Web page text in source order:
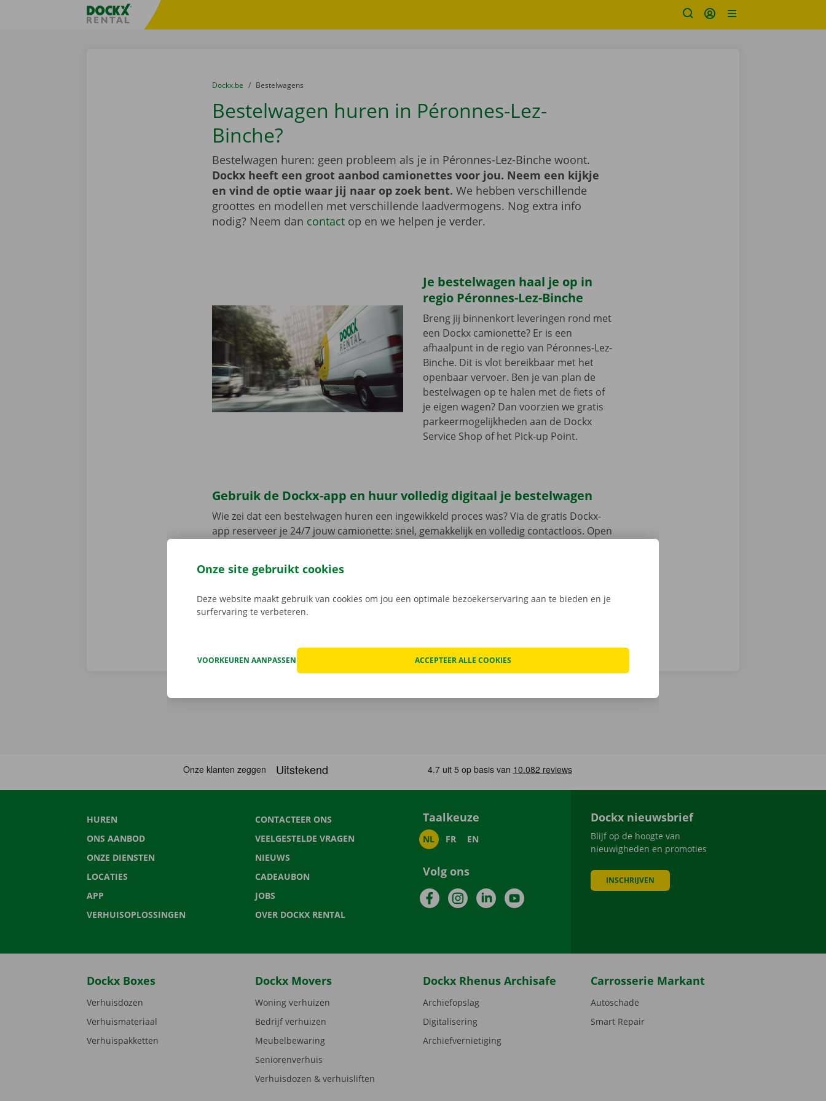
Taalselectie overslaanFratello DEMO
U bevindt zich hier:
van
Dockx.be naar
Bestelwagens
Bestelwagen huren in Péronnes-Lez-
Binche?
Bestelwagen huren: geen probleem als je in Péronnes-Lez-Binche woont.
Dockx heeft een groot aanbod camionettes voor jou. Neem een kijkje
en vind de optie waar jij naar op zoek bent. We hebben verschillende
groottes en modellen met verschillende laadvermogens. Nog extra info
nodig? Neem dan contactop en we helpen je verder.
Je bestelwagen haal je op in
regio Péronnes-Lez-Binche
Breng jij binnenkort leveringen rond met
een Dockx camionette? Er is een
afhaalpunt in de regio van Péronnes-Lez-
Binche. Dit is vlot bereikbaar met het
openbaar vervoer. Ben je van plan de
bestelwagen op te halen met de fiets of
je eigen wagen? Dan voorzien we gratis
parkeermogelijkheden aan de Dockx
Service Shop of het Pick-up Point.
Gebruik de Dockx-app en huur volledig digitaal je bestelwagen
Wie zei dat een bestelwagen huren een ingewikkeld proces was? Via de gratis Dockx-
app reserveer je 24/7 jouw camionette: snel, gemakkelijk en volledig contactloos. Open
aanbod.
HUREN
ONS AANBOD
ONZE DIENSTEN
LOCATIES
APP
VERHUISOPLOSSINGEN
CONTACTEER ONS
VEELGESTELDE VRAGEN
NIEUWS
CADEAUBON
JOBS
OVER DOCKX RENTAL
Taalkeuze
NL FR EN
Volg ons
FacebookInstagramLinkedInYouTube
Dockx nieuwsbrief
Blijf op de hoogte van
nieuwigheden en promoties
INSCHRIJVEN
Dockx Boxes
Verhuisdozen
Verhuismateriaal
Verhuispakketten
Dockx Movers
Woning verhuizen
Bedrijf verhuizen
Meubelbewaring
Seniorenverhuis
Verhuisdozen & verhuisliften
Dockx Rhenus Archisafe
Archiefopslag
Digitalisering
Archiefvernietiging
Carrosserie Markant
Autoschade
Smart Repair
Onze site gebruikt cookies
Deze website maakt gebruik van cookies om jou een optimale bezoekerservaring aan te bieden en je
surfervaring te verbeteren.
VOORKEUREN AANPASSEN ACCEPTEER ALLE COOKIES